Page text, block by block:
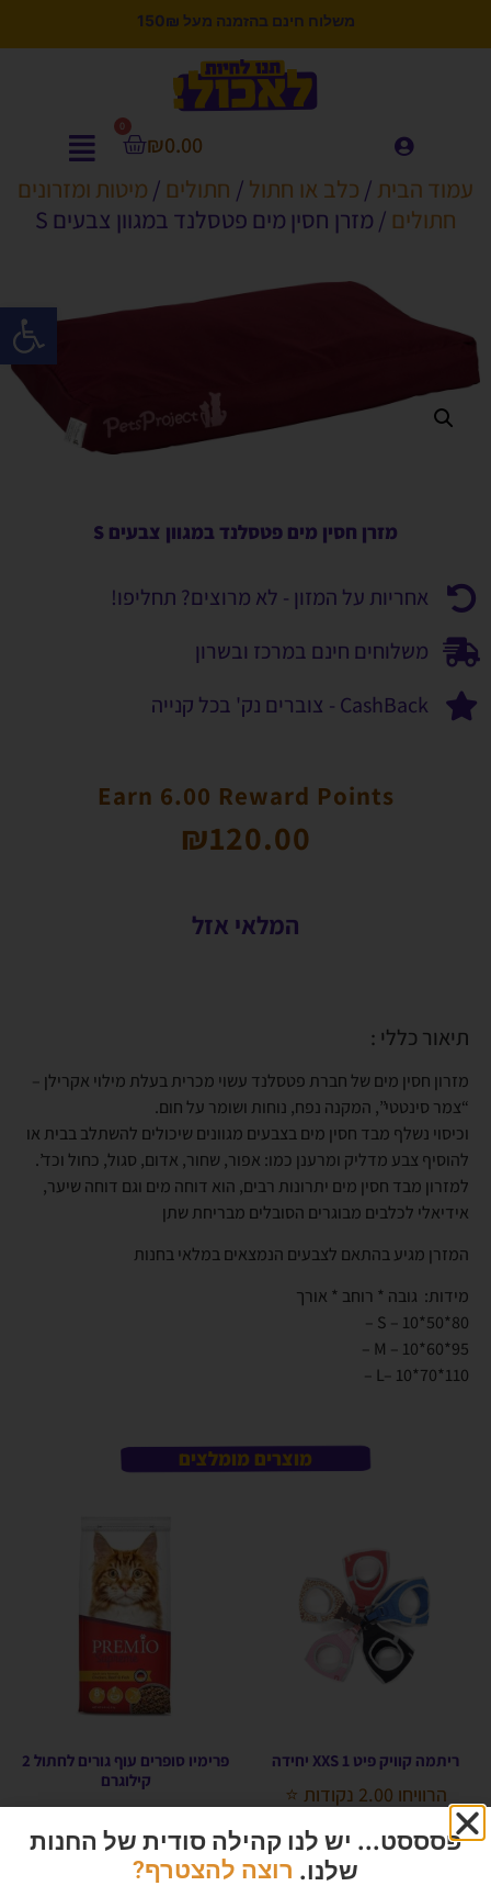
פתח
משלוח חינם בהזמנה מעל 150₪
₪0.00
0
עמוד הבית / כלב או חתול / חתולים / מיטות ומזרונים
חתולים / מזרן חסין מים פטסלנד במגוון צבעים S
מזרן חסין מים פטסלנד במגוון צבעים S
אחריות על המזון - לא מרוצים? תחליפו!
משלוחים חינם במרכז ובשרון
CashBack - צוברים נק' בכל קנייה
Earn 6.00 Reward Points
₪120.00
המלאי אזל
תיאור כללי :
מזרון חסין מים של חברת פטסלנד עשוי מכרית בעלת מילוי אקרילן –
“צמר סינטטי”, המקנה נפח, נוחות ושומר על חום.
וכיסוי נשלף מבד חסין מים בצבעים מגוונים שיכולים להשתלב בבית או
להוסיף צבע מדליק ומרענן כמו: אפור, שחור, אדום, סגול, כחול וכד’.
למזרון מבד חסין מים יתרונות רבים, הוא דוחה מים וגם דוחה שיער,
אידיאלי לכלבים מבוגרים הסובלים מבריחת שתן
המזרן מגיע בהתאם לצבעים הנמצאים במלאי בחנות
מידות: גובה * רוחב * אורך
S – 10*50*80 –
M – 10*60*95 –
L– 10*70*110 –
מוצרים מומלצים
ריתמה קוויק פיט XXS 1 יחידה
הרוויחו 2.00 נקודות ⭐
פרימיו סופרים עוף גורים לחתול 2
קילוגרם
הרוויחו 3.00 נקודות ⭐
₪60.00
פסססט... יש לנו קהילה סודית של החנות
שלנו. רוצה להצטרף?